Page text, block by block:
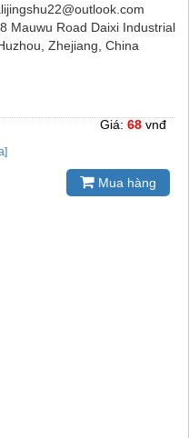
Mauwu Road Daixi Industrial
Zhejiang, China
Giá: 68 vnđ
Mua hàng